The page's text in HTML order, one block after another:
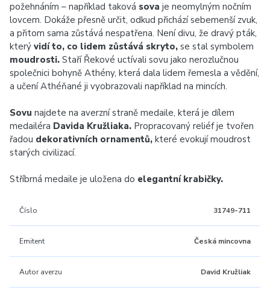
požehnáním – například taková sova je neomylným nočním
lovcem. Dokáže přesně určit, odkud přichází sebemenší zvuk,
a přitom sama zůstává nespatřena. Není divu, že dravý pták,
který vidí to, co lidem zůstává skryto, se stal symbolem
moudrosti. Staří Řekové uctívali sovu jako nerozlučnou
společnici bohyně Athény, která dala lidem řemesla a vědění,
a učení Athéňané ji vyobrazovali například na mincích.
Sovu najdete na averzní straně medaile, která je dílem
medailéra Davida Kružliaka. Propracovaný reliéf je tvořen
řadou dekorativních ornamentů, které evokují moudrost
starých civilizací.
Stříbrná medaile je uložena do elegantní krabičky.
Číslo 31749-711
Emitent Česká mincovna
Autor averzu David Kružliak